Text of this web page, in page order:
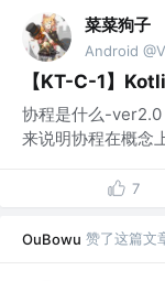
菜菜狗子
Android @V
【KT-C-1】
协程是什么-ver2.0
来说明协程在概念
7
OuBowu 赞了这篇文